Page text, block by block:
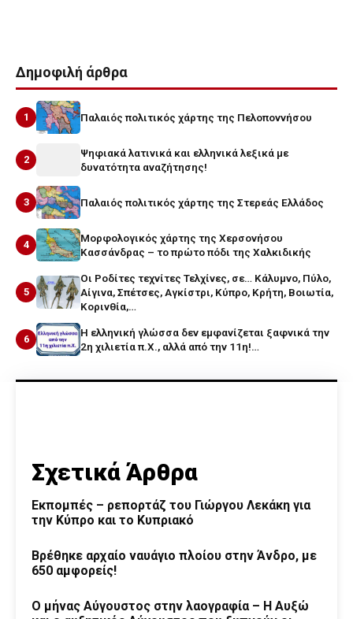
Δημοφιλή άρθρα
1 Παλαιός πολιτικός χάρτης της Πελοποννήσου
2
Ψηφιακά λατινικά και ελληνικά λεξικά με
δυνατότητα αναζήτησης!
3 Παλαιός πολιτικός χάρτης της Στερεάς Ελλάδος
4
Μορφολογικός χάρτης της Χερσονήσου
Κασσάνδρας – το πρώτο πόδι της Χαλκιδικής
5
Οι Ροδίτες τεχνίτες Τελχίνες, σε… Κάλυμνο, Πύλο,
Αίγινα, Σπέτσες, Αγκίστρι, Κύπρο, Κρήτη, Βοιωτία,
Κορινθία,…
6
Η ελληνική γλώσσα δεν εμφανίζεται ξαφνικά την
2η χιλιετία π.Χ., αλλά από την 11η!…
Σχετικά Άρθρα
Εκπομπές – ρεπορτάζ του Γιώργου Λεκάκη για
την Κύπρο και το Κυπριακό
Βρέθηκε αρχαίο ναυάγιο πλοίου στην Άνδρο, με
650 αμφορείς!
Ο μήνας Αύγουστος στην λαογραφία – Η Αυξώ